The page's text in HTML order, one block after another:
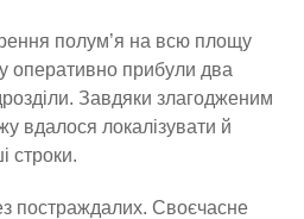
полум’я на всю площу
оперативно прибули два
Завдяки злагодженим
вдалося локалізувати й
строки.
постраждалих. Своєчасне